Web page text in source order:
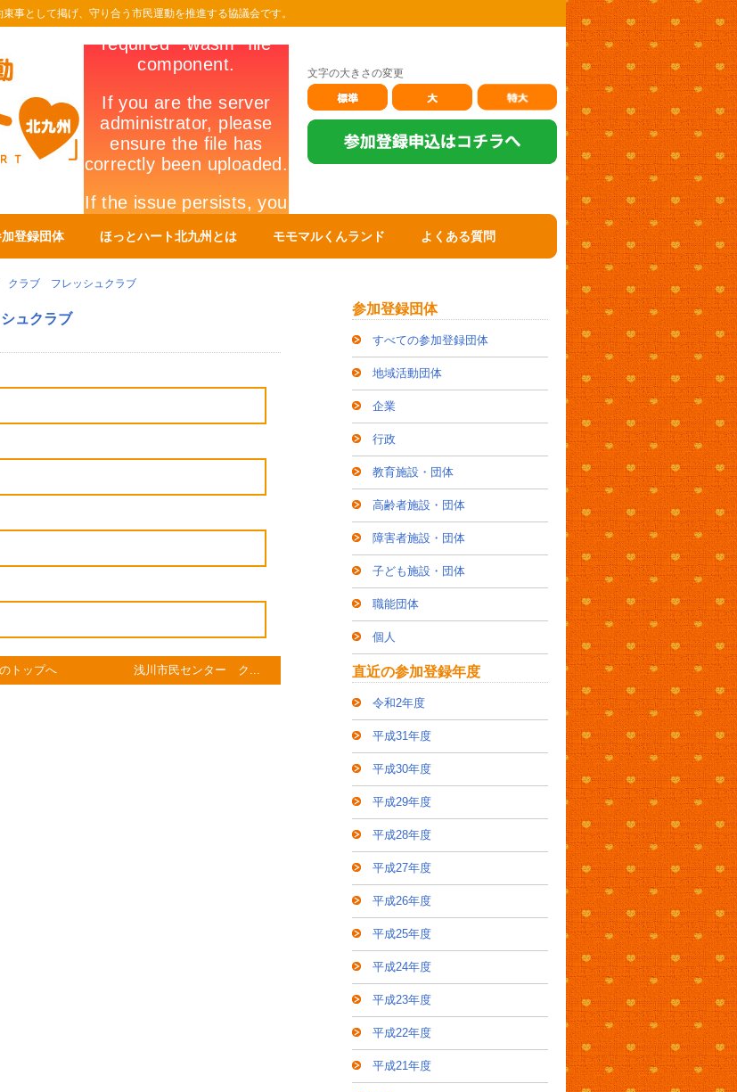
事として掲げ、守り合う市民運動を推進する協議会です。
文字の大きさの変更
登録団体 ほっとハート北九州とは モモマルくんランド よくある質問
クラブ フレッシュクラブ
ュクラブ
トップへ 浅川市民センター ク...
参加登録団体
すべての参加登録団体
地域活動団体
企業
行政
教育施設・団体
高齢者施設・団体
障害者施設・団体
子ども施設・団体
職能団体
個人
直近の参加登録年度
令和2年度
平成31年度
平成30年度
平成29年度
平成28年度
平成27年度
平成26年度
平成25年度
平成24年度
平成23年度
平成22年度
平成21年度